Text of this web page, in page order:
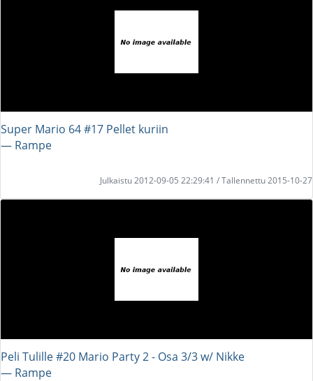
Super Mario 64 #17 Pellet kuriin
― Rampe
Julkaistu 2012-09-05 22:29:41 / Tallennettu 2015-10-27
Peli Tulille #20 Mario Party 2 - Osa 3/3 w/ Nikke
― Rampe